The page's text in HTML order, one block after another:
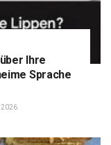
Ihre
Sprache
2026